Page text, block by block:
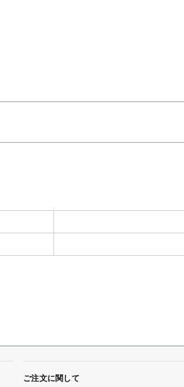
ご注文に関して